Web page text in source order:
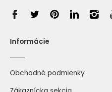
Informácie
Obchodné podmienky